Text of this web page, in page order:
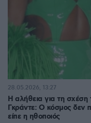
Η αλήθεια για τη σχέση
Γκράντε: Ο κόσμος δεν
είπε η ηθοποιός
28.05.2026, 13:27